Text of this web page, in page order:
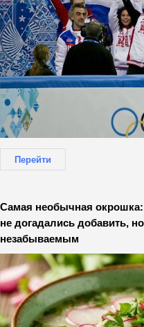
Перейти
Самая необычная окрошка:
не догадались добавить,
незабываемым